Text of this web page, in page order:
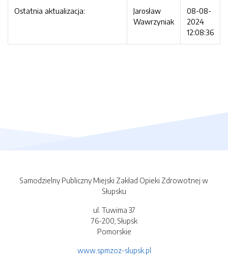
Ostatnia aktualizacja:
Jarosław
Wawrzyniak
08-08-
2024
12:08:36
Samodzielny Publiczny Miejski Zakład Opieki Zdrowotnej w
Słupsku
ul. Tuwima 37
76-200, Słupsk
Pomorskie
www.spmzoz-slupsk.pl